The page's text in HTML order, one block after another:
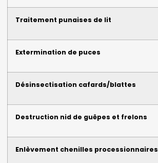
Traitement punaises de lit
Extermination de puces
Désinsectisation cafards/blattes
Destruction nid de guêpes et frelons
Enlèvement chenilles processionnaires